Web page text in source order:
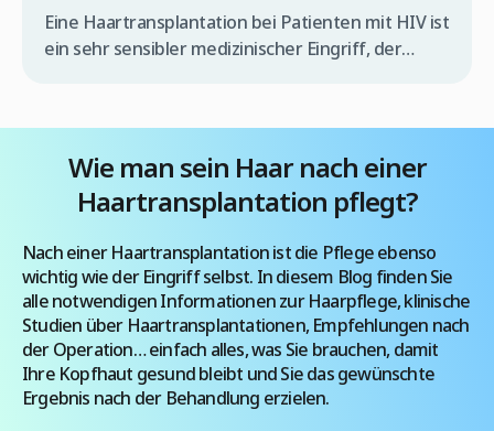
Eine Haartransplantation bei Patienten mit HIV ist
ein sehr sensibler medizinischer Eingriff, der
Bedingungen durchgeführt werden darf.
Andernfalls besteht das Risiko, dass das Virus
während der Operation übertragen wird. Wenn
Sie daher eine Haartransplantation mit der FUE-
Sie zunächst […]
Wie man sein Haar nach einer
Haartransplantation pflegt?
Nach einer Haartransplantation ist die Pflege ebenso
wichtig wie der Eingriff selbst. In diesem Blog finden Sie
alle notwendigen Informationen zur Haarpflege, klinische
Studien über Haartransplantationen, Empfehlungen nach
der Operation… einfach alles, was Sie brauchen, damit
Ihre Kopfhaut gesund bleibt und Sie das gewünschte
Ergebnis nach der Behandlung erzielen.